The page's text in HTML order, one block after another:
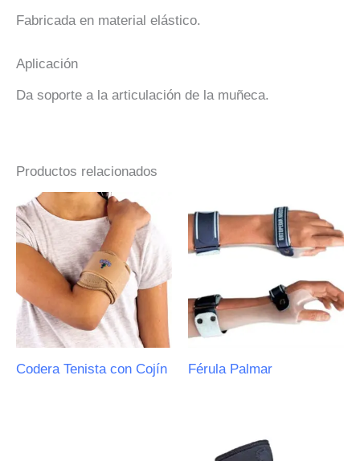
Fabricada en material elástico.
Aplicación
Da soporte a la articulación de la muñeca.
Productos relacionados
Codera Tenista con Cojín Férula Palmar